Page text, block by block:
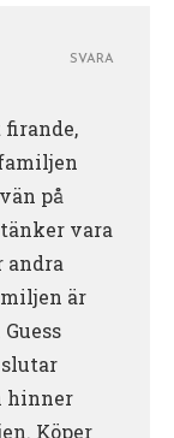
på
vara
andra
är
slutar
hinner
Köper
SVARA